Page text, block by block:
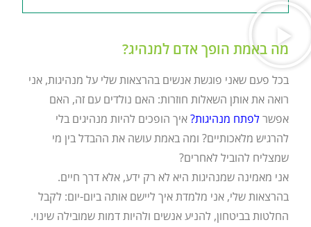
מה באמת הופך אדם למנהיג?
בכל פעם שאני פוגשת אנשים בהרצאות שלי על מנהיגות, אני
רואה את אותן השאלות חוזרות: האם נולדים עם זה, האם
אפשרלפתח מנהיגות?איך הופכים להיות מנהיגים בלי
להרגיש מלאכותיים? ומה באמת עושה את ההבדל בין מי
שמצליח להוביל לאחרים?
אני מאמינה שמנהיגות היא לא רק ידע, אלא דרך חיים.
בהרצאות שלי, אני מלמדת איך ליישם אותה ביום-יום: לקבל
החלטות בביטחון, להניע אנשים ולהיות דמות שמובילה שינוי.